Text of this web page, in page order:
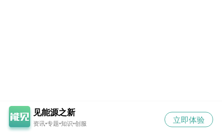
见能源之新
资讯•专题•知识•创服 立即体验